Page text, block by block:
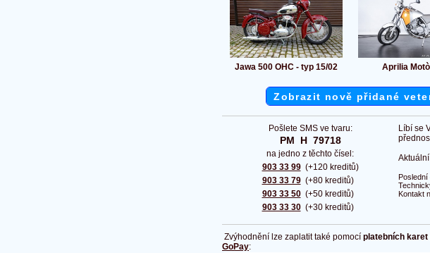
Jawa 500 OHC - typ 15/02 Aprilia
Zobrazit nově přidané
Pošlete SMS ve tvaru:
PM  H  79718
na jedno z těchto čísel:
903 33 99
903 33 79
903 33 50
903 33 30
(+120 kreditů)
(+80 kreditů)
(+50 kreditů)
(+30 kreditů)
Líbí se
Poslední
Kontakt
Zvýhodnění lze zaplatit také pomocí platebních karet
GoPay: